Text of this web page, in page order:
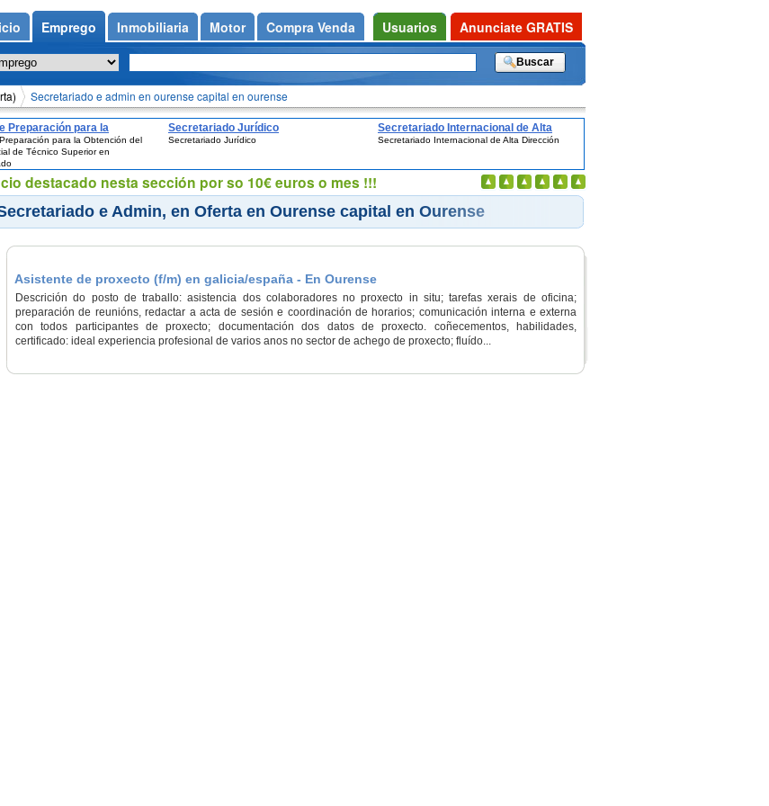
Secretariado e admin en ourense capital en ourense
Preparación para la
del Título Oficial de Técnico
en Secretariado
para la Obtención del
de Técnico Superior en
Secretariado Jurídico
Secretariado Jurídico
Secretariado Internacional de Alta
Dirección
Secretariado Internacional de Alta Dirección
e Admin, en Oferta en Ourense capital en Ourense
Asistente de proxecto (f/m) en galicia/españa - En Ourense
Descrición do posto de traballo: asistencia dos colaboradores no proxecto in situ; tarefas xerais de oficina;
preparación de reunións, redactar a acta de sesión e coordinación de horarios; comunicación interna e externa
con todos participantes de proxecto; documentación dos datos de proxecto. coñecementos, habilidades,
certificado: ideal experiencia profesional de varios anos no sector de achego de proxecto; fluído...
Emprego Inmobiliaria Motor Compra Venda Usuarios Anunciate GRATIS
destacado nesta sección por so 10€ euros o mes !!!